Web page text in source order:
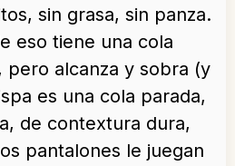
sin grasa, sin panza.
eso tiene una cola
pero alcanza y sobra (y
es una cola parada,
de contextura dura,
pantalones le juegan